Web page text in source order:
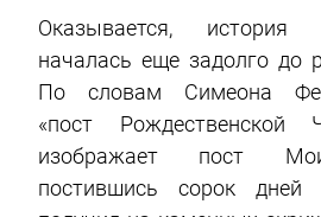
Оказывается, история
началась еще задолго до
По словам Симеона
«пост Рождественской
изображает пост
постившись сорок